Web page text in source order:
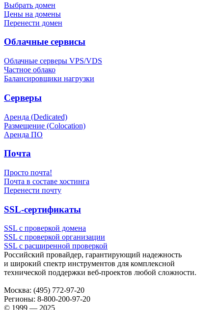
Выбрать домен
Цены на домены
Перенести домен
Облачные сервисы
Облачные серверы VPS/VDS
Частное облако
Балансировщики нагрузки
Серверы
Аренда (Dedicated)
Размещение (Colocation)
Аренда ПО
Почта
Просто почта!
Почта в составе хостинга
Перенести почту
SSL-сертификаты
SSL с проверкой домена
SSL с проверкой организации
SSL с расширенной проверкой
Российский провайдер, гарантирующий надежность
и широкий спектр инструментов для комплексной
технической поддержки веб-проектов любой сложности.
Москва: (495) 772-97-20
Регионы: 8-800-200-97-20
© 1999 — 2025